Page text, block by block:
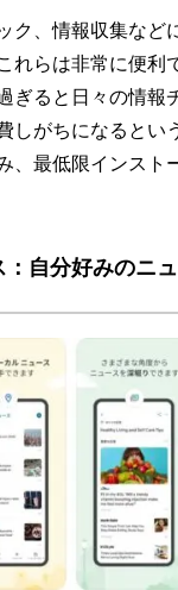
ク、情報収集など
れらは非常に便利
ぎると日々の情報
しがちになるとい
、最低限インスト
自分好みのニ